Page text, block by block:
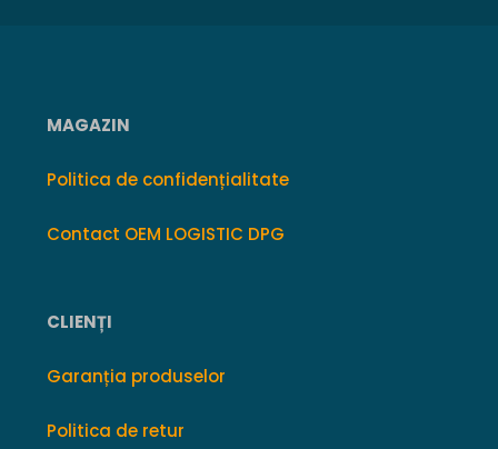
MAGAZIN
Politica de confidențialitate
Contact OEM LOGISTIC DPG
CLIENȚI
Garanția produselor
Politica de retur